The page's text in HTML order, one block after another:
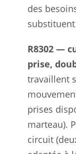
des
R8302 —
prise,
travaillent
prises
marteau).
circuit